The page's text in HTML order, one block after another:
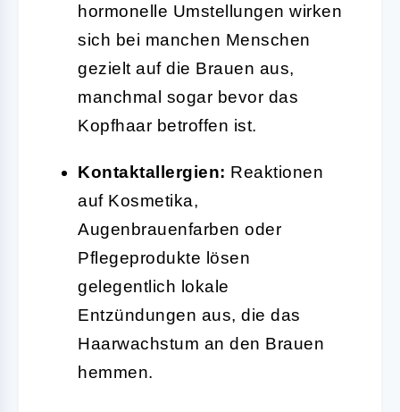
hormonelle Umstellungen wirken
sich bei manchen Menschen
gezielt auf die Brauen aus,
manchmal sogar bevor das
Kopfhaar betroffen ist.
Kontaktallergien: Reaktionen
auf Kosmetika,
Augenbrauenfarben oder
Pflegeprodukte lösen
gelegentlich lokale
Entzündungen aus, die das
Haarwachstum an den Brauen
hemmen.